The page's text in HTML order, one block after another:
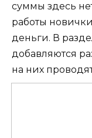
суммы здесь
работы
деньги. В
добавляются
на них